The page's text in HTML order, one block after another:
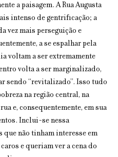
a paisagem. A Rua Augusta
intenso de gentrificação; a
vez mais perseguição e
a se espalhar pela
voltam a ser extremamente
volta a ser marginalizado,
sendo “revitalizado”. Isso tudo
na região central, na
e, consequentemente, em sua
Inclui-se nessa
que não tinham interesse em
e queriam ver a cena do